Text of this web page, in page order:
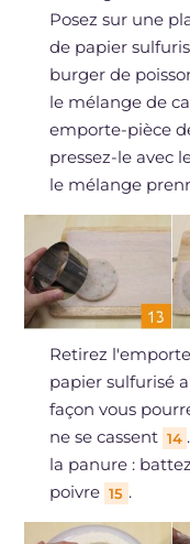
Posez sur une
de papier
burger de
le mélange de
emporte-pièce
pressez-le avec
le mélange
Retirez
papier sulfurisé
façon vous
ne se cassent 14
la panure :
poivre 15 .